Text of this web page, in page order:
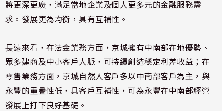
將更深更廣，滿足當地企業及個人更多元的金融服務需
求。發展更為均衡，具有互補性。
長遠來看，在法金業務方面，京城擁有中南部在地優勢、
眾多建商及中小客戶人脈，可持續創造穩定利差收益；在
零售業務方面，京城自然人客戶多以中南部客戶為主，與
永豐的重疊性低，具客戶互補性，可為永豐在中南部經營
發展上打下良好基礎。